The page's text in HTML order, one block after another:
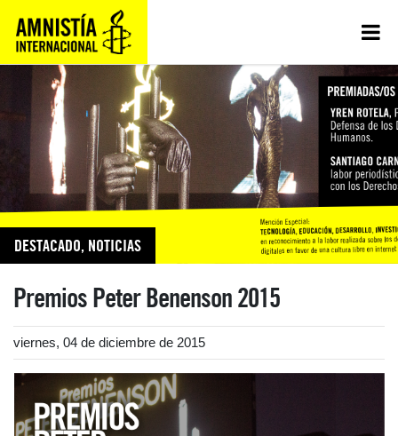
DESTACADO, NOTICIAS
Premios Peter Benenson 2015
viernes, 04 de diciembre de 2015